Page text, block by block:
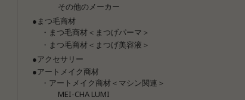
その他のメーカー
●まつ毛商材
・まつ毛商材＜まつげパーマ＞
・まつ毛商材＜まつげ美容液＞
●アクセサリー
●アートメイク商材
・アートメイク商材＜マシン関連＞
MEI-CHA LUMI